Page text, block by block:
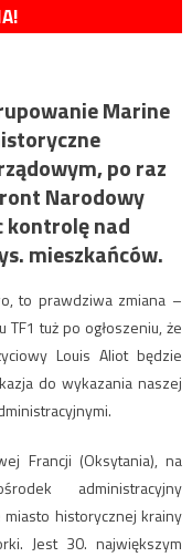
Marine
po raz
Narodowy
kontrolę nad
mieszkańców.
to prawdziwa zmiana –
tuż po ogłoszeniu, że
Louis Aliot będzie
do wykazania naszej
Francji (Oksytania), na
administracyjny
miasto historycznej krainy
Jest 30. największym